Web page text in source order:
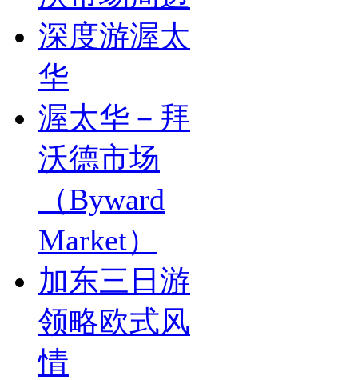
深度游渥太
华
渥太华－拜
沃德市场
（Byward
Market）
加东三日游
领略欧式风
情